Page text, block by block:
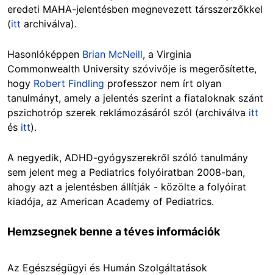
eredeti MAHA-jelentésben megnevezett társszerzőkkel
(itt archiválva).
Hasonlóképpen Brian McNeill, a Virginia
Commonwealth University szóvivője is megerősítette,
hogy Robert Findling professzor nem írt olyan
tanulmányt, amely a jelentés szerint a fiataloknak szánt
pszichotróp szerek reklámozásáról szól (archiválva itt
és itt).
A negyedik, ADHD-gyógyszerekről szóló tanulmány
sem jelent meg a Pediatrics folyóiratban 2008-ban,
ahogy azt a jelentésben állítják - közölte a folyóirat
kiadója, az American Academy of Pediatrics.
Hemzsegnek benne a téves információk
Az Egészségügyi és Humán Szolgáltatások